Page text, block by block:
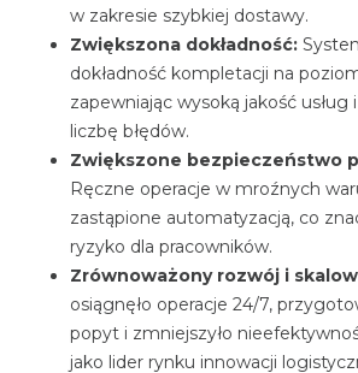
w zakresie szybkiej dostawy.
Zwiększona dokładność:
dokładność kompletacji na
zapewniając wysoką jakość usług
liczbę błędów.
Zwiększone bezpieczeństwo
Ręczne operacje w mroźnych
zastąpione automatyzacją, co
ryzyko dla pracowników.
Zrównoważony rozwój i
osiągnęło operacje 24/7,
popyt i zmniejszyło
jako lider rynku innowacji